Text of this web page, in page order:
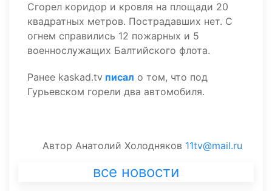
Сгорел коридор и кровля на площади 20
квадратных метров. Пострадавших нет. С
огнем справились 12 пожарных и 5
военнослужащих Балтийского флота.
Ранее kaskad.tv писал о том, что под
Гурьевском горели два автомобиля.
Автор Анатолий Холодняков 11tv@mail.ru
все новости